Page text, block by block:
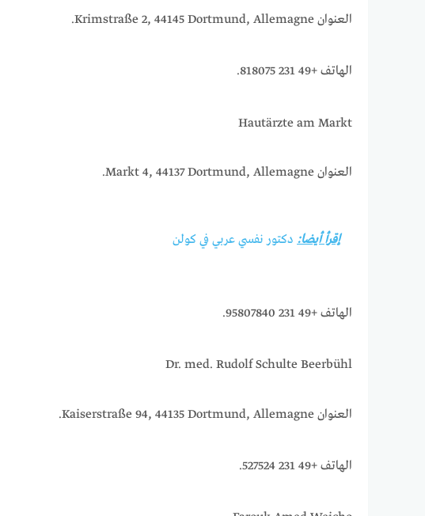
العنوان Krimstraße 2, 44145 Dortmund, Allemagne.
الهاتف +49 231 818075.
Hautärzte am Markt
العنوان Markt 4, 44137 Dortmund, Allemagne.
إقرأ أيضا: دكتور نفسي عربي في كولن
الهاتف +49 231 95807840.
Dr. med. Rudolf Schulte Beerbühl
العنوان Kaiserstraße 94, 44135 Dortmund, Allemagne.
الهاتف +49 231 527524.